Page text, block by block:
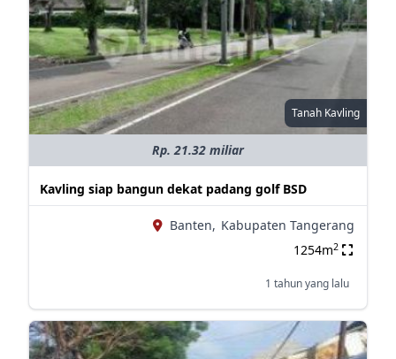
Tanah Kavling
Rp. 21.32 miliar
Kavling siap bangun dekat padang golf BSD
Banten, Kabupaten Tangerang
1254m2
1 tahun yang lalu